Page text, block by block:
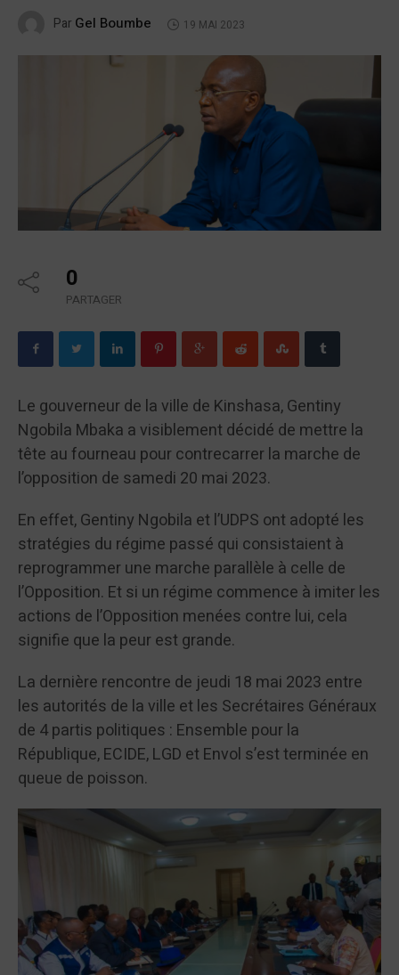
Par Gel Boumbe 19 MAI 2023
0
PARTAGER
Le gouverneur de la ville de Kinshasa, Gentiny
Ngobila Mbaka a visiblement décidé de mettre la
tête au fourneau pour contrecarrer la marche de
l’opposition de samedi 20 mai 2023.
En effet, Gentiny Ngobila et l’UDPS ont adopté les
stratégies du régime passé qui consistaient à
reprogrammer une marche parallèle à celle de
l’Opposition. Et si un régime commence à imiter les
actions de l’Opposition menées contre lui, cela
signifie que la peur est grande.
La dernière rencontre de jeudi 18 mai 2023 entre
les autorités de la ville et les Secrétaires Généraux
de 4 partis politiques : Ensemble pour la
République, ECIDE, LGD et Envol s’est terminée en
queue de poisson.